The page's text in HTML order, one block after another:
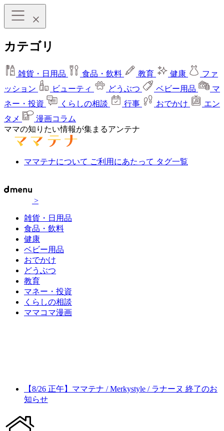
カテゴリ
雑貨・日用品 食品・飲料 教育 健康
ファ
ッション
ビューティ どうぶつ ベビー用品
マ
ネー・投資
くらしの相談 行事 おでかけ
エン
タメ
漫画コラム
ママの知りたい情報が集まるアンテナ
ママテナについて ご利用にあたって タグ一覧
>
雑貨・日用品
食品・飲料
健康
ベビー用品
おでかけ
どうぶつ
教育
マネー・投資
くらしの相談
ママコマ漫画
【8/26 正午】ママテナ / Merkystyle / ラナーヌ 終了のお
知らせ